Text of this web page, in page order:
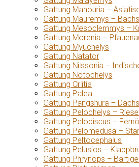
Gattung Manouria –
Gattung Mauremys –
Gattung Mesoclemmys –
Gattung Morenia –
Gattung Myuchelys
Gattung Natator
Gattung Nilssonia –
Gattung Notochelys
Gattung Orlitia
Gattung Palea
Gattung Pangshura –
Gattung Pelochelys –
Gattung Pelodiscus –
Gattung Pelomedusa –
Gattung Peltocephalus
Gattung Pelusios –
Gattung Phrynops –